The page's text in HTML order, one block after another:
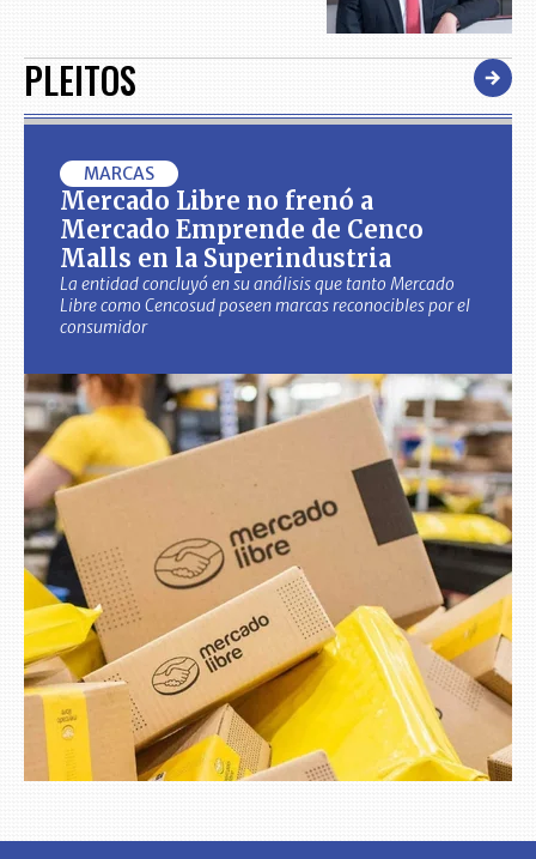
PLEITOS
MARCAS
Mercado Libre no frenó a
Mercado Emprende de Cenco
Malls en la Superindustria
La entidad concluyó en su análisis que tanto Mercado
Libre como Cencosud poseen marcas reconocibles por el
consumidor